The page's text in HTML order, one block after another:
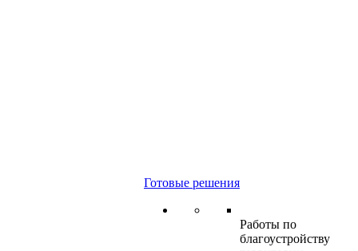
Готовые решения
Работы по
благоустройству